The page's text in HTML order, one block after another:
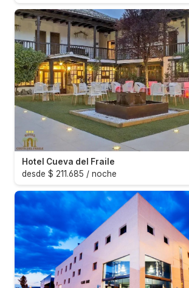
Hotel Cueva del Fraile
desde $ 211.685 / noche